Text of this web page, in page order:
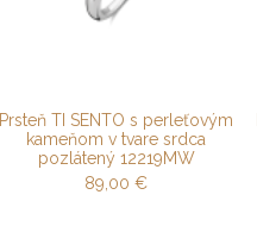
Prsteň TI SENTO s perleťovým
kameňom v tvare srdca
pozlátený 12219MW
89,00€